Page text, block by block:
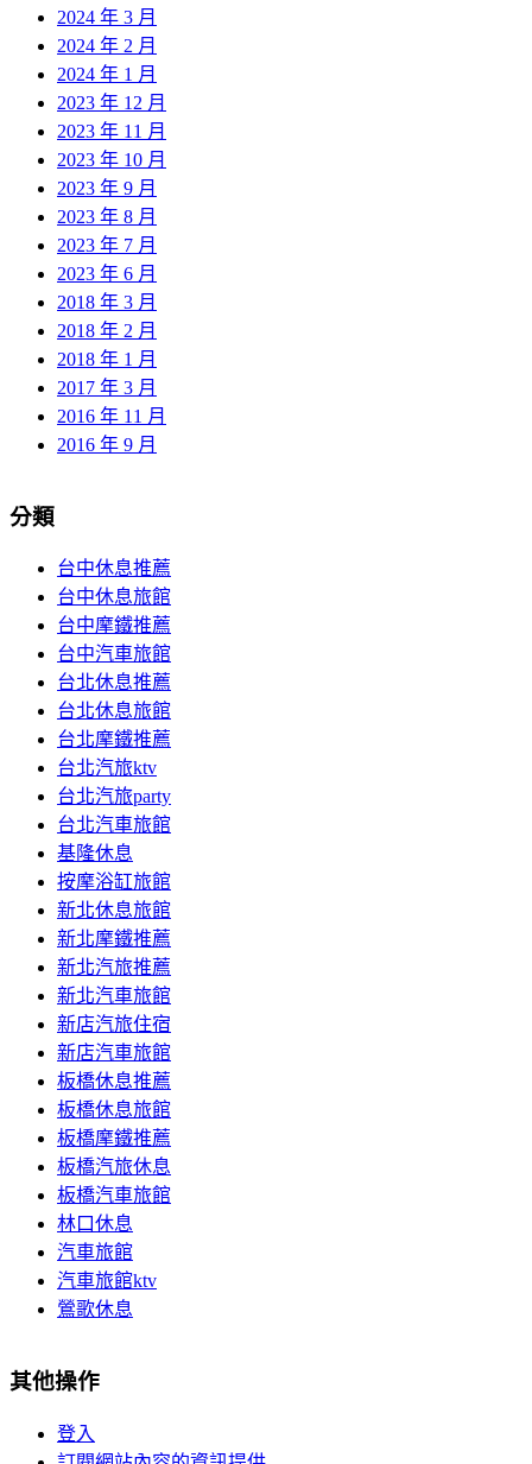
2024 年 3 月
2024 年 2 月
2024 年 1 月
2023 年 12 月
2023 年 11 月
2023 年 10 月
2023 年 9 月
2023 年 8 月
2023 年 7 月
2023 年 6 月
2018 年 3 月
2018 年 2 月
2018 年 1 月
2017 年 3 月
2016 年 11 月
2016 年 9 月
分類
台中休息推薦
台中休息旅館
台中摩鐵推薦
台中汽車旅館
台北休息推薦
台北休息旅館
台北摩鐵推薦
台北汽旅ktv
台北汽旅party
台北汽車旅館
基隆休息
按摩浴缸旅館
新北休息旅館
新北摩鐵推薦
新北汽旅推薦
新北汽車旅館
新店汽旅住宿
新店汽車旅館
板橋休息推薦
板橋休息旅館
板橋摩鐵推薦
板橋汽旅休息
板橋汽車旅館
林口休息
汽車旅館
汽車旅館ktv
鶯歌休息
其他操作
登入